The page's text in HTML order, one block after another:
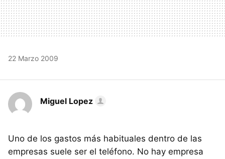
22 Marzo 2009
Miguel Lopez
Uno de los gastos más habituales dentro de las
empresas suele ser el teléfono. No hay empresa